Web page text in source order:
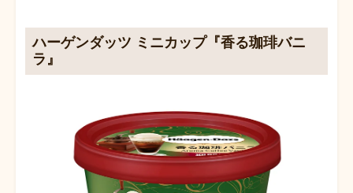
ハーゲンダッツ ミニカップ『香る珈琲バニ
ラ』